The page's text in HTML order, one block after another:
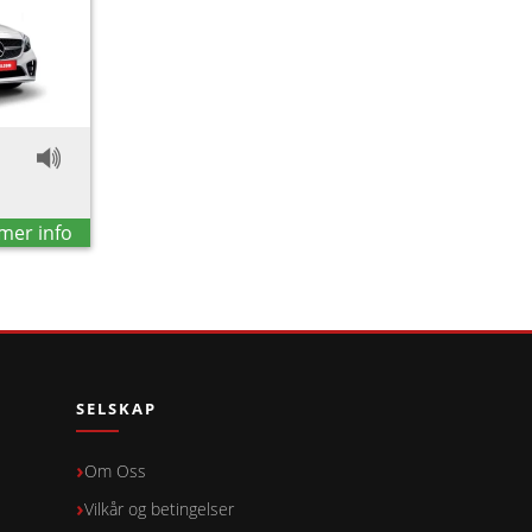
info
SELSKAP
Om Oss
Vilkår og betingelser